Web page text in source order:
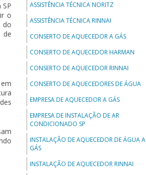
o
do
de
ASSISTÊNCIA TÉCNICA NORITZ
ASSISTÊNCIA TÉCNICA RINNAI
CONSERTO DE AQUECEDOR A GÁS
CONSERTO DE AQUECEDOR HARMAN
CONSERTO DE AQUECEDOR RINNAI
CONSERTO DE AQUECEDORES DE ÁGUA
EMPRESA DE AQUECEDOR A GÁS
EMPRESA DE INSTALAÇÃO DE AR
CONDICIONADO SP
INSTALAÇÃO DE AQUECEDOR DE ÁGUA A
GÁS
INSTALAÇÃO DE AQUECEDOR RINNAI